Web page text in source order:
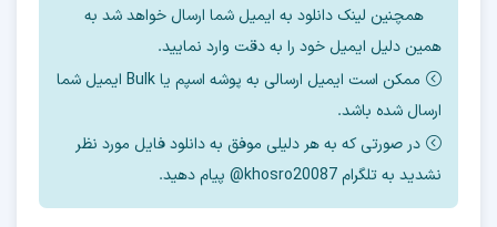
7- نحوه روت و ترمیم سریال
همچنین لینک دانلود به ایمیل شما ارسال خواهد شد به
همین دلیل ایمیل خود را به دقت وارد نمایید.
ممکن است ایمیل ارسالی به پوشه اسپم یا Bulk ایمیل شما
ارسال شده باشد.
در صورتی که به هر دلیلی موفق به دانلود فایل مورد نظر
نشدید به تلگرام khosro20087@ پیام دهید.